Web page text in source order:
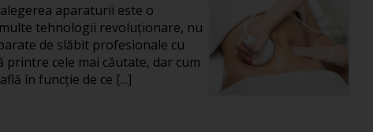
aparaturii este o
tehnologii revoluționare, nu
de slăbit profesionale cu
cele mai căutate, dar cum
în funcție de ce [...]